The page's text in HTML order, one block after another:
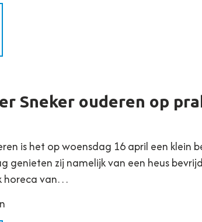
Sneker ouderen op
is het op woensdag 16 april een klein
genieten zij namelijk van een heus
horeca van…